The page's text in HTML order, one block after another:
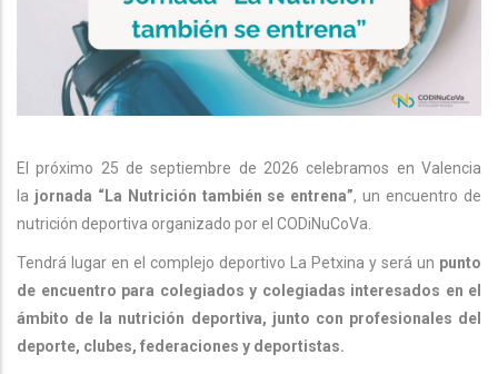
El próximo 25 de septiembre de 2026 celebramos en Valencia
la jornada “La Nutrición también se entrena”, un encuentro de
nutrición deportiva organizado por el CODiNuCoVa.
Tendrá lugar en el complejo deportivo La Petxina y será un punto
de encuentro para colegiados y colegiadas interesados en el
ámbito de la nutrición deportiva, junto con profesionales del
deporte, clubes, federaciones y deportistas.